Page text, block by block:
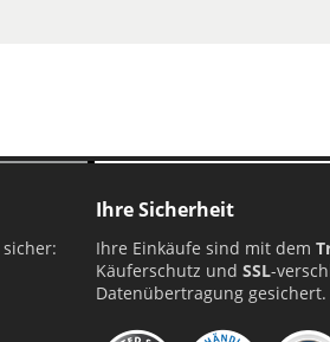
Ihre Sicherheit
Ihre Einkäufe sind mit dem
Käuferschutz und SSL-
Datenübertragung gesichert.